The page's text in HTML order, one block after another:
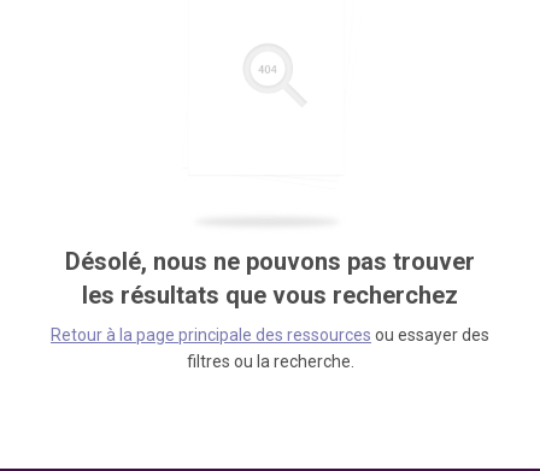
Désolé, nous ne pouvons pas trouver
les résultats que vous recherchez
Retour à la page principale des ressources ou essayer des
filtres ou la recherche.